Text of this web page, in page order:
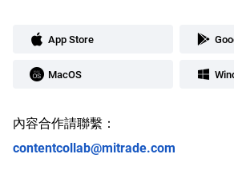
App Store
MacOS
內容合作請聯繫：
contentcollab@mitrade.com